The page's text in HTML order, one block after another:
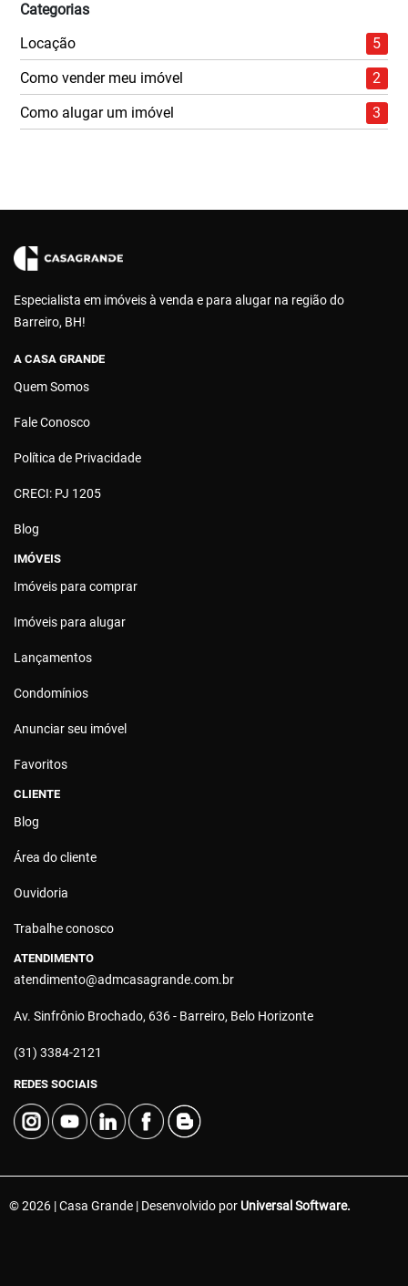
Categorias
Locação
5
Como vender meu imóvel
2
Como alugar um imóvel
3
Especialista em imóveis à venda e para alugar na região do
Barreiro, BH!
A CASA GRANDE
Quem Somos
Fale Conosco
Política de Privacidade
CRECI: PJ 1205
Blog
IMÓVEIS
Imóveis para comprar
Imóveis para alugar
Lançamentos
Condomínios
Anunciar seu imóvel
Favoritos
CLIENTE
Blog
Área do cliente
Ouvidoria
Trabalhe conosco
ATENDIMENTO
atendimento@admcasagrande.com.br
Av. Sinfrônio Brochado, 636 - Barreiro, Belo Horizonte
(31) 3384-2121
REDES SOCIAIS
© 2026 | Casa Grande | Desenvolvido por Universal Software.